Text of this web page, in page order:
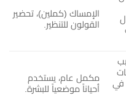
الإمساك (كملين)، تحضير
القولون للتنظير.
في
مكمل عام، يستخدم
أحياناً موضعياً للبشرة.